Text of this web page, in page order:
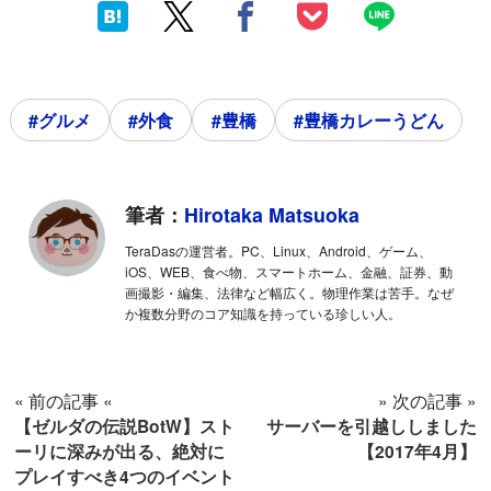
#グルメ #外食 #豊橋 #豊橋カレーうどん
筆者： Hirotaka Matsuoka
TeraDasの運営者。PC、Linux、Android、ゲーム、
iOS、WEB、食べ物、スマートホーム、金融、証券、動
画撮影・編集、法律など幅広く。物理作業は苦手。なぜ
か複数分野のコア知識を持っている珍しい人。
« 前の記事 «
【ゼルダの伝説BotW】スト
ーリに深みが出る、絶対に
プレイすべき4つのイベント
» 次の記事 »
サーバーを引越ししました
【2017年4月】